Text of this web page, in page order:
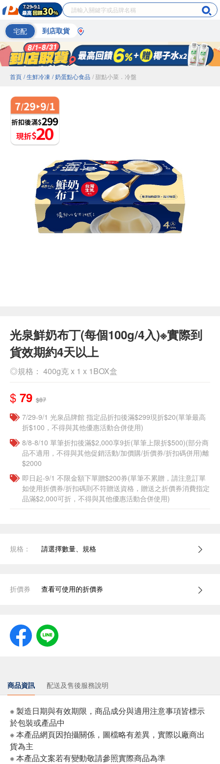
宅配 到店取貨
首頁 / 生鮮冷凍 / 奶蛋點心食品 / 甜點小菜．冷盤
光泉鮮奶布丁(每個100g/4入)※實際到
貨效期約4天以上
◎規格： 400g克 x 1 x 1BOX盒
$ 79 $87
7/29-9/1 光泉品牌館 指定品折扣後滿$299現折$20(單筆最高
折$100，不得與其他優惠活動合併使用)
8/8-8/10 單筆折扣後滿$2,000享9折(單筆上限折$500)(部分商
品不適用，不得與其他促銷活動/加價購/折價券/折扣碼併用)離
$2000
即日起-9/1 不限金額下單贈$200券(單筆不累贈，請注意訂單
如使用折價券/折扣碼則不符贈送資格，贈送之折價券消費指定
品滿$2,000可折，不得與其他優惠活動合併使用)
規格： 請選擇數量、規格
折價券 查看可使用的折價券
商品資訊 配送及售後服務說明
※ 製造日期與有效期限，商品成分與適用注意事項皆標示
於包裝或產品中
※ 本產品網頁因拍攝關係，圖檔略有差異，實際以廠商出
貨為主
※ 本產品文案若有變動敬請參照實際商品為準